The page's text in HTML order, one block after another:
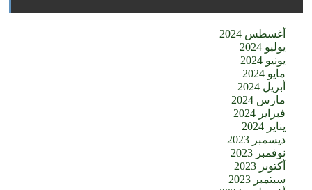
أغسطس 2024
يوليو 2024
يونيو 2024
مايو 2024
أبريل 2024
مارس 2024
فبراير 2024
يناير 2024
ديسمبر 2023
نوفمبر 2023
أكتوبر 2023
سبتمبر 2023